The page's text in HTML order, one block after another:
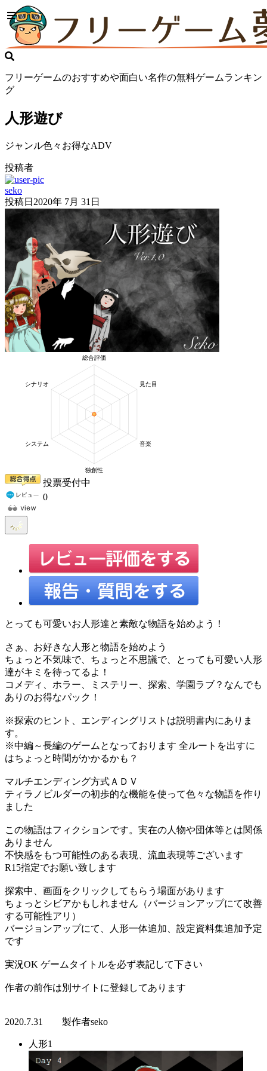
フリーゲームのおすすめや面白い名作の無料ゲームランキン
グ
人形遊び
ジャンル色々お得なADV
投稿者
seko
投稿日 2020年 7月 31日
投票受付中
0
とっても可愛いお人形達と素敵な物語を始めよう！
さぁ、お好きな人形と物語を始めよう
ちょっと不気味で、ちょっと不思議で、とっても可愛い人形
達がキミを待ってるよ！
コメディ、ホラー、ミステリー、探索、学園ラブ？なんでも
ありのお得なパック！
※探索のヒント、エンディングリストは説明書内にありま
す。
※中編～長編のゲームとなっております 全ルートを出すに
はちょっと時間がかかるかも？
マルチエンディング方式ＡＤＶ
ティラノビルダーの初歩的な機能を使って色々な物語を作り
ました
この物語はフィクションです。実在の人物や団体等とは関係
ありません
不快感をもつ可能性のある表現、流血表現等ございます
R15指定でお願い致します
探索中、画面をクリックしてもらう場面があります
ちょっとシビアかもしれません（バージョンアップにて改善
する可能性アリ）
バージョンアップにて、人形一体追加、設定資料集追加予定
です
実況OK ゲームタイトルを必ず表記して下さい
作者の前作は別サイトに登録してあります
2020.7.31 製作者seko
人形1